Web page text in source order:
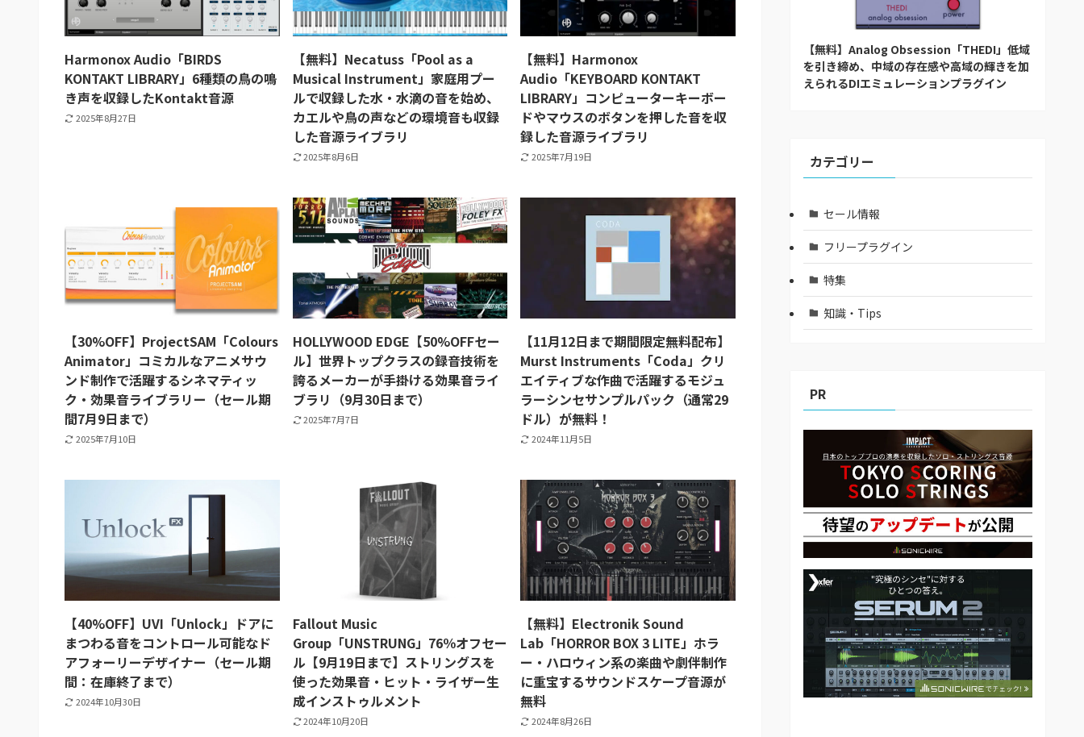
Harmonox Audio「BIRDS
KONTAKT LIBRARY」6種類の鳥の鳴
き声を収録したKontakt音源
2025年8月27日
【無料】Necatuss「Pool as a
Musical Instrument」家庭用プー
ルで収録した水・水滴の音を始め、
カエルや鳥の声などの環境音も収録
した音源ライブラリ
2025年8月6日
【無料】Harmonox
Audio「KEYBOARD KONTAKT
LIBRARY」コンピューターキーボー
ドやマウスのボタンを押した音を収
録した音源ライブラリ
2025年7月19日
【30%OFF】ProjectSAM「Colours
Animator」コミカルなアニメサウ
ンド制作で活躍するシネマティッ
ク・効果音ライブラリー（セール期
間7月9日まで）
2025年7月10日
HOLLYWOOD EDGE【50%OFFセー
ル】世界トップクラスの録音技術を
誇るメーカーが手掛ける効果音ライ
ブラリ（9月30日まで）
2025年7月7日
【11月12日まで期間限定無料配布】
Murst Instruments「Coda」クリ
エイティブな作曲で活躍するモジュ
ラーシンセサンプルパック（通常29
ドル）が無料！
2024年11月5日
【40%OFF】UVI「Unlock」ドアに
まつわる音をコントロール可能なド
アフォーリーデザイナー（セール期
間：在庫終了まで）
2024年10月30日
Fallout Music
Group「UNSTRUNG」76％オフセー
ル【9月19日まで】ストリングスを
使った効果音・ヒット・ライザー生
成インストゥルメント
2024年10月20日
【無料】Electronik Sound
Lab「HORROR BOX 3 LITE」ホラ
ー・ハロウィン系の楽曲や劇伴制作
に重宝するサウンドスケープ音源が
無料
2024年8月26日
【無料】Analog Obsession「THEDI」低域
を引き締め、中域の存在感や高域の輝きを加
えられるDIエミュレーションプラグイン
カテゴリー
セール情報
フリープラグイン
特集
知識・Tips
PR